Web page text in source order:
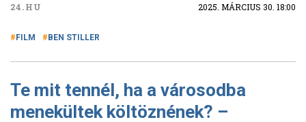
24.HU 2025. MÁRCIUS 30. 18:00
FILM BEN STILLER
Te mit tennél, ha a városodba
menekültek költöznének? –